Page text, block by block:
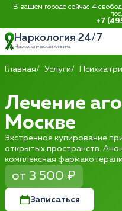
В вашем городе сейчас 4
+7
Наркология 24/7
Наркологическая клиника
Главная Услуги
Лечение
Москве
Экстренное купирование
открытых пространств.
комплексная
от 3 500 ₽
Записаться